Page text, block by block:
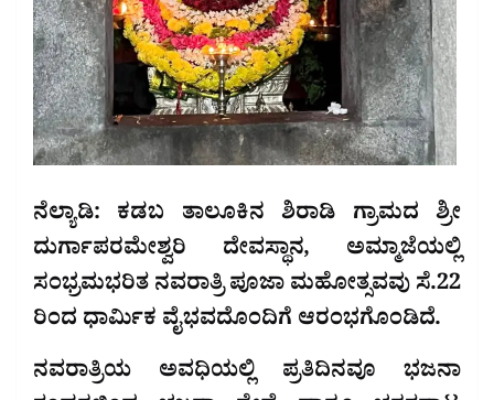
ನೆಲ್ಯಾಡಿ: ಕಡಬ ತಾಲೂಕಿನ ಶಿರಾಡಿ ಗ್ರಾಮದ ಶ್ರೀ
ದುರ್ಗಾಪರಮೇಶ್ವರಿ ದೇವಸ್ಥಾನ, ಅಮ್ಮಾಜೆಯಲ್ಲಿ
ಸಂಭ್ರಮಭರಿತ ನವರಾತ್ರಿ ಪೂಜಾ ಮಹೋತ್ಸವವು ಸೆ.22
ರಿಂದ ಧಾರ್ಮಿಕ ವೈಭವದೊಂದಿಗೆ ಆರಂಭಗೊಂಡಿದೆ.
ನವರಾತ್ರಿಯ ಅವಧಿಯಲ್ಲಿ ಪ್ರತಿದಿನವೂ ಭಜನಾ